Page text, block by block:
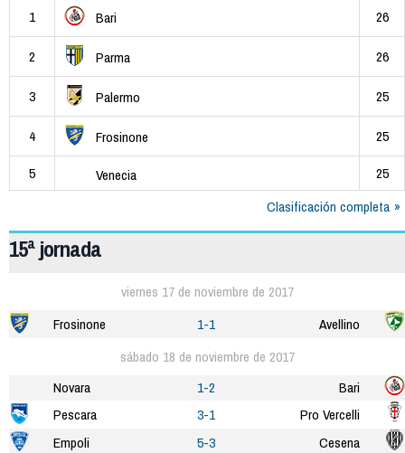
1 Bari 26
2 Parma 26
3 Palermo 25
4 Frosinone
25
5
Venecia
25
Clasificación completa
15ª jornada
viernes 17 de noviembre de 2017
Frosinone
1-1
Avellino
sábado 18 de noviembre de 2017
Novara
1-2
Bari
Pescara
3-1
Pro Vercelli
Empoli
5-3
Cesena